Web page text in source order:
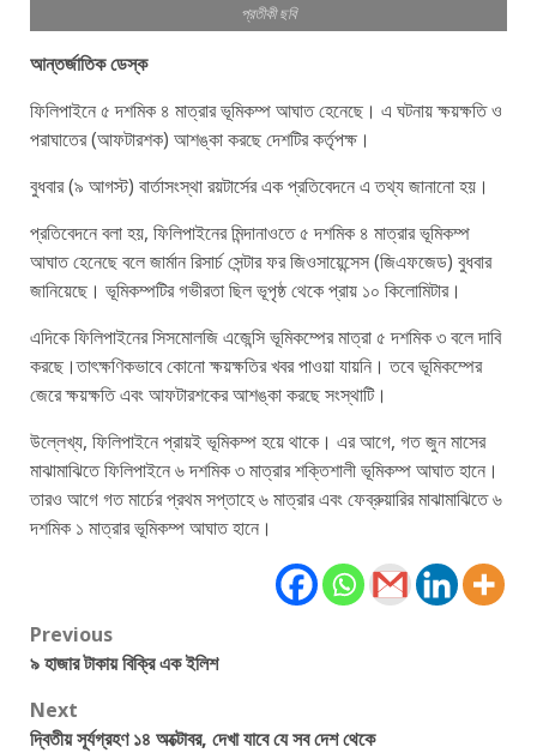
প্রতীকী ছবি
আন্তর্জাতিক ডেস্ক
ফিলিপাইনে ৫ দশমিক ৪ মাত্রার ভূমিকম্প আঘাত হেনেছে। এ ঘটনায় ক্ষয়ক্ষতি ও
পরাঘাতের (আফটারশক) আশঙ্কা করছে দেশটির কর্তৃপক্ষ।
বুধবার (৯ আগস্ট) বার্তাসংস্থা রয়টার্সের এক প্রতিবেদনে এ তথ্য জানানো হয়।
প্রতিবেদনে বলা হয়, ফিলিপাইনের মিন্দানাওতে ৫ দশমিক ৪ মাত্রার ভূমিকম্প
আঘাত হেনেছে বলে জার্মান রিসার্চ সেন্টার ফর জিওসায়েন্সেস (জিএফজেড) বুধবার
জানিয়েছে। ভূমিকম্পটির গভীরতা ছিল ভূপৃষ্ঠ থেকে প্রায় ১০ কিলোমিটার।
এদিকে ফিলিপাইনের সিসমোলজি এজেন্সি ভূমিকম্পের মাত্রা ৫ দশমিক ৩ বলে দাবি
করছে।তাৎক্ষণিকভাবে কোনো ক্ষয়ক্ষতির খবর পাওয়া যায়নি। তবে ভূমিকম্পের
জেরে ক্ষয়ক্ষতি এবং আফটারশকের আশঙ্কা করছে সংস্থাটি।
উল্লেখ্য, ফিলিপাইনে প্রায়ই ভূমিকম্প হয়ে থাকে। এর আগে, গত জুন মাসের
মাঝামাঝিতে ফিলিপাইনে ৬ দশমিক ৩ মাত্রার শক্তিশালী ভূমিকম্প আঘাত হানে।
তারও আগে গত মার্চের প্রথম সপ্তাহে ৬ মাত্রার এবং ফেব্রুয়ারির মাঝামাঝিতে ৬
দশমিক ১ মাত্রার ভূমিকম্প আঘাত হানে।
Post
navigation
Previous
৯ হাজার টাকায় বিক্রি এক ইলিশ
Next
দ্বিতীয় সূর্যগ্রহণ ১৪ অক্টোবর, দেখা যাবে যে সব দেশ থেকে